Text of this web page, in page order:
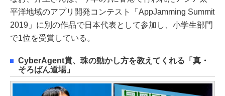
平洋地域のアプリ開発コンテスト「AppJamming Summit
2019」に別の作品で日本代表として参加し、小学生部門
で1位を受賞している。
CyberAgent賞、珠の動かし方を教えてくれる「真・
そろばん道場」